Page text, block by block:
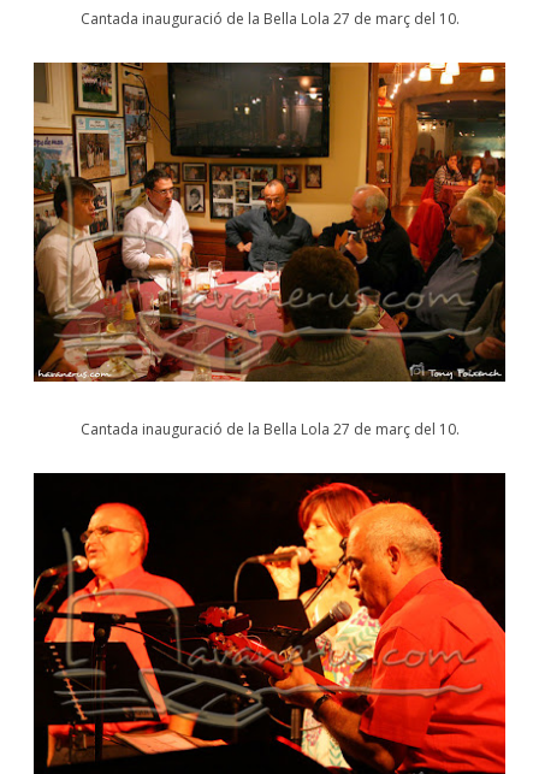
Cantada inauguració de la Bella Lola 27 de març del 10.
Cantada inauguració de la Bella Lola 27 de març del 10.